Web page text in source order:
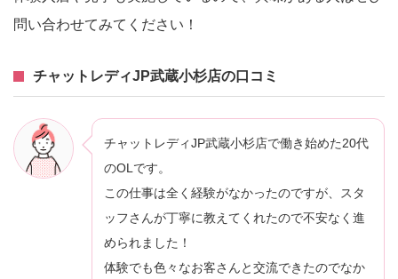
問い合わせてみてください！
チャットレディJP武蔵小杉店の口コミ
チャットレディJP武蔵小杉店で働き始めた20代
のOLです。
この仕事は全く経験がなかったのですが、スタ
ッフさんが丁寧に教えてくれたので不安なく進
められました！
体験でも色々なお客さんと交流できたのでなか